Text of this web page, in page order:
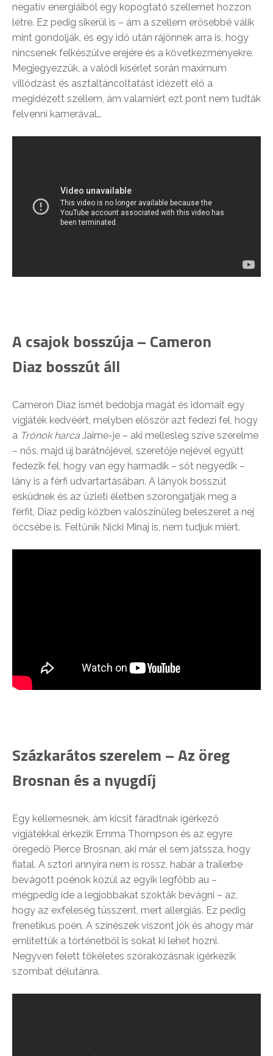
negatív energiáiból egy kopogtató szellemet hozzon
létre. Ez pedig sikerül is – ám a szellem erősebbé válik
mint gondolják, és egy idő után rájönnek arra is, hogy
nincsenek felkészülve erejére és a következményekre.
Megjegyezzük, a valódi kísérlet során maximum
villódzást és asztaltáncoltatást idézett elő a
megidézett szellem, ám valamiért ezt pont nem tudták
felvenni kamerával…
A csajok bosszúja – Cameron
Diaz bosszút áll
Cameron Diaz ismét bedobja magát és idomait egy
vígjáték kedvéért, melyben először azt fedezi fel, hogy
a Trónok harca Jaime-je – aki mellesleg szíve szerelme
– nős, majd új barátnőjével, szeretője nejével együtt
fedezik fel, hogy van egy harmadik – sőt negyedik –
lány is a férfi udvartartásában. A lányok bosszút
esküdnek és az üzleti életben szorongatják meg a
férfit, Diaz pedig közben valószínűleg beleszeret a nej
öccsébe is. Feltűnik Nicki Minaj is, nem tudjuk miért.
Százkarátos szerelem – Az öreg
Brosnan és a nyugdíj
Egy kellemesnek, ám kicsit fáradtnak ígérkező
vígjátékkal érkezik Emma Thompson és az egyre
öregedő Pierce Brosnan, aki már el sem játssza, hogy
fiatal. A sztori annyira nem is rossz, habár a trailerbe
bevágott poénok közül az egyik legfőbb au –
mégpedig ide a legjobbakat szokták bevágni – az,
hogy az exfeleség tüsszent, mert allergiás. Ez pedig
frenetikus poén. A színészek viszont jók és ahogy már
említettük a történetből is sokat ki lehet hozni.
Negyven felett tökéletes szórakozásnak ígérkezik
szombat délutánra.